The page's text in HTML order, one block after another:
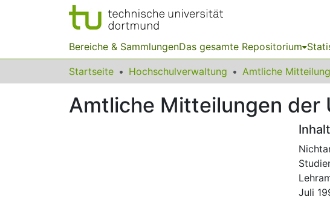
Bereiche & SammlungenDas gesamte Repositorium
Startseite Hochschulverwaltung
Amtliche Mitteilungen der
Juli